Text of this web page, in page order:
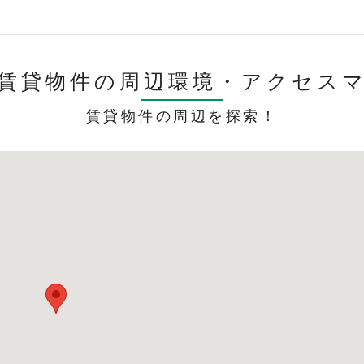
貸物件の周辺環境・ アクセス
賃貸物件の周辺を探索！